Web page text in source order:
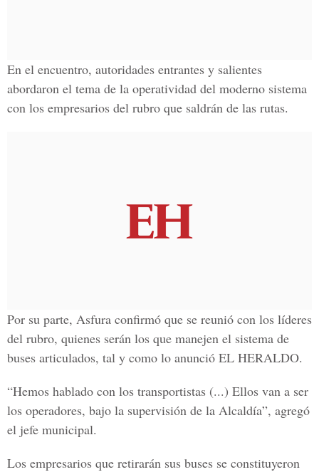
En el encuentro, autoridades entrantes y salientes
abordaron el tema de la operatividad del moderno sistema
con los empresarios del rubro que saldrán de las rutas.
Por su parte, Asfura confirmó que se reunió con los líderes
del rubro, quienes serán los que manejen el sistema de
buses articulados, tal y como lo anunció EL HERALDO.
“Hemos hablado con los transportistas (...) Ellos van a ser
los operadores, bajo la supervisión de la Alcaldía”, agregó
el jefe municipal.
Los empresarios que retirarán sus buses se constituyeron